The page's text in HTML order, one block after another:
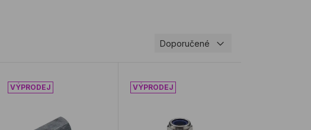
Doporučené
Matice spojovací DIN 6334 ZnMatice pojistná DIN 985 Zn